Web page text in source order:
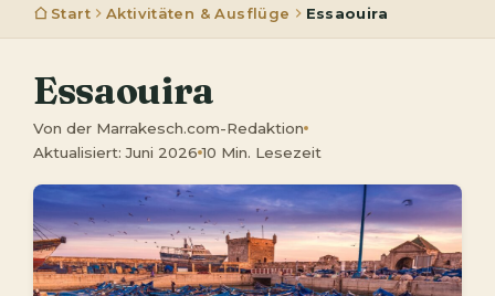
Start Aktivitäten & Ausflüge Essaouira
Essaouira
Von der Marrakesch.com-Redaktion
Aktualisiert: Juni 2026 10 Min. Lesezeit